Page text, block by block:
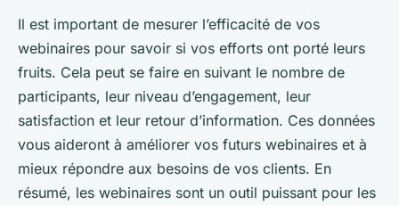
Il est important de mesurer l’efficacité de vos
webinaires pour savoir si vos efforts ont porté leurs
fruits. Cela peut se faire en suivant le nombre de
participants, leur niveau d’engagement, leur
satisfaction et leur retour d’information. Ces données
vous aideront à améliorer vos futurs webinaires et à
mieux répondre aux besoins de vos clients. En
résumé, les webinaires sont un outil puissant pour les